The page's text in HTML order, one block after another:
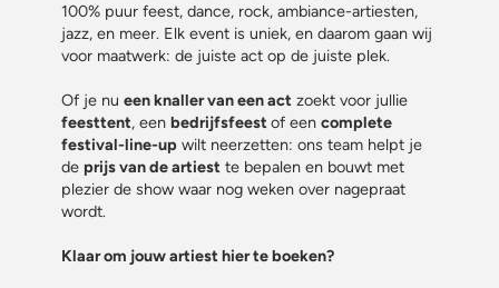
100% puur feest, dance, rock, ambiance-artiesten,
jazz, en meer. Elk event is uniek, en daarom gaan wij
voor maatwerk: de juiste act op de juiste plek.
Of je nu een knaller van een act zoekt voor jullie
feesttent, een bedrijfsfeestof een complete
festival-line-up wilt neerzetten: ons team helpt je
de prijs van de artiest te bepalen en bouwt met
plezier de show waar nog weken over nagepraat
wordt.
Klaar om jouw artiest hier te boeken?